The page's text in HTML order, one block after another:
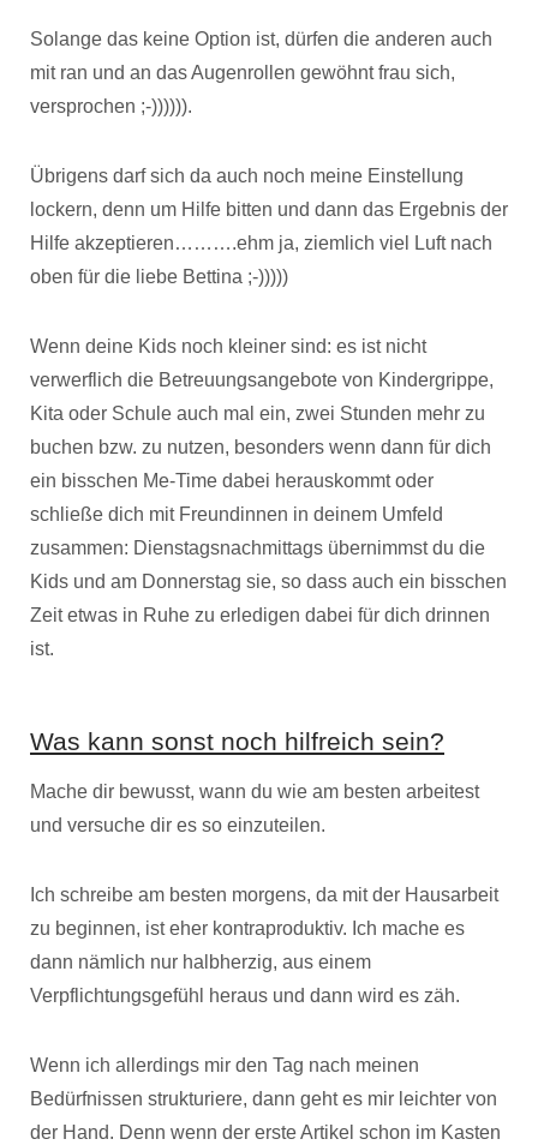
Solange das keine Option ist, dürfen die anderen auch
mit ran und an das Augenrollen gewöhnt frau sich,
versprochen ;-)))))).
Übrigens darf sich da auch noch meine Einstellung
lockern, denn um Hilfe bitten und dann das Ergebnis der
Hilfe akzeptieren……….ehm ja, ziemlich viel Luft nach
oben für die liebe Bettina ;-)))))
Wenn deine Kids noch kleiner sind: es ist nicht
verwerflich die Betreuungsangebote von Kindergrippe,
Kita oder Schule auch mal ein, zwei Stunden mehr zu
buchen bzw. zu nutzen, besonders wenn dann für dich
ein bisschen Me-Time dabei herauskommt oder
schließe dich mit Freundinnen in deinem Umfeld
zusammen: Dienstagsnachmittags übernimmst du die
Kids und am Donnerstag sie, so dass auch ein bisschen
Zeit etwas in Ruhe zu erledigen dabei für dich drinnen
ist.
Was kann sonst noch hilfreich sein?
Mache dir bewusst, wann du wie am besten arbeitest
und versuche dir es so einzuteilen.
Ich schreibe am besten morgens, da mit der Hausarbeit
zu beginnen, ist eher kontraproduktiv. Ich mache es
dann nämlich nur halbherzig, aus einem
Verpflichtungsgefühl heraus und dann wird es zäh.
Wenn ich allerdings mir den Tag nach meinen
Bedürfnissen strukturiere, dann geht es mir leichter von
der Hand. Denn wenn der erste Artikel schon im Kasten